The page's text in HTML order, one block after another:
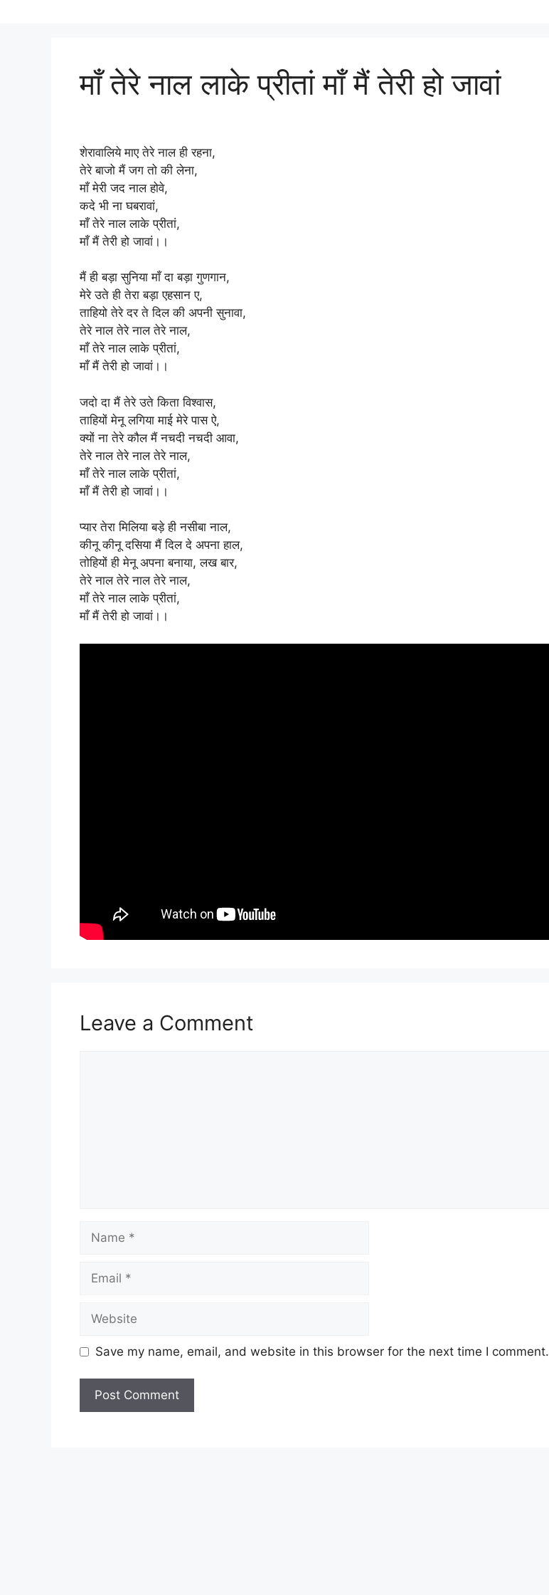
माँ तेरे नाल लाके प्रीतां माँ मैं तेरी हो जावां
शेरावालिये माए तेरे नाल ही रहना,
तेरे बाजो मैं जग तो की लेना,
माँ मेरी जद नाल होवे,
कदे भी ना घबरावां,
माँ तेरे नाल लाके प्रीतां,
माँ मैं तेरी हो जावां।।
मैं ही बड़ा सुनिया माँ दा बड़ा गुणगान,
मेरे उते ही तेरा बड़ा एहसान ए,
ताहियो तेरे दर ते दिल की अपनी सुनावा,
तेरे नाल तेरे नाल तेरे नाल,
माँ तेरे नाल लाके प्रीतां,
माँ मैं तेरी हो जावां।।
जदो दा मैं तेरे उते किता विश्वास,
ताहियों मेनू लगिया माई मेरे पास ऐ,
क्यों ना तेरे कौल मैं नचदी नचदी आवा,
तेरे नाल तेरे नाल तेरे नाल,
माँ तेरे नाल लाके प्रीतां,
माँ मैं तेरी हो जावां।।
प्यार तेरा मिलिया बड़े ही नसीबा नाल,
कीनू कीनू दसिया मैं दिल दे अपना हाल,
तोहियों ही मेनू अपना बनाया, लख बार,
तेरे नाल तेरे नाल तेरे नाल,
माँ तेरे नाल लाके प्रीतां,
माँ मैं तेरी हो जावां।।
Leave a Comment
Save my name, email, and website in this browser for the next time I comment.